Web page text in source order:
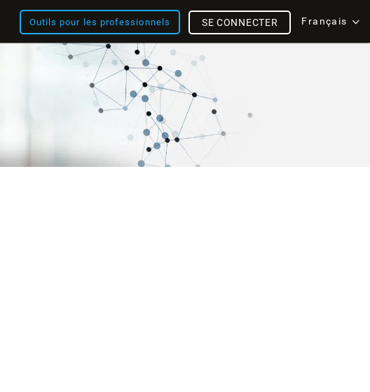
Outils pour les professionnels Français
SE CONNECTER